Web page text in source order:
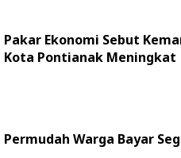
Pakar Ekonomi Sebut
Kota Pontianak Meningkat
Permudah Warga Bayar